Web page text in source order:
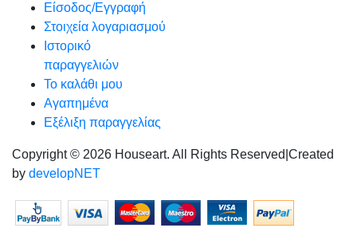
Είσοδος/Εγγραφή
Στοιχεία λογαριασμού
Ιστορικό
παραγγελιών
Το καλάθι μου
Αγαπημένα
Εξέλιξη παραγγελίας
Copyright © 2026 Houseart. All Rights Reserved Created
by developNET